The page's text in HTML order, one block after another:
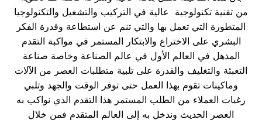
من تقنية تكنولوجية عالية في التركيب والتشغيل والتكنولوجيا
المتطورة التي تعمل بها والتي تنم عن استطاعة وقدرة الفكر
البشري على الاختراع والابتكار المستمر في مواكبة التقدم
المذهل في العالم الأول في عالم الصناعة وخاصة صناعة
التعبئة والتغليف والقدرة على تلبية متطلبات العصر من الآلات
وماكينات تقوم بهذا العمل حتى توفر الوقت والجهد وتلبي
رغبات العملاء من الطلب المستمر هذا التقدم الذي نواكب به
العصر الحديث وندخل به إلى العالم المتقدم فمن خلال